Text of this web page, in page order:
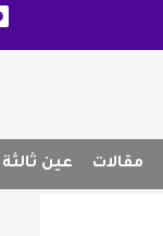
مقالات عين ثالثة